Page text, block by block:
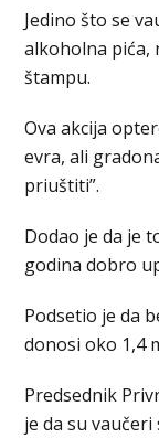
Jedino što se
alkoholna pića,
štampu.
Ova akcija
evra, ali
priuštiti”.
Dodao je da je
godina dobro
Podsetio je da
donosi oko 1,4
Predsednik
je da su